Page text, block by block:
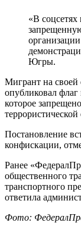
«В
Югры.
Мигрант на своей
опубликовал
которое
Постановление
конфискации,
Ранее
общественного
транспортного
ответила
Фото: